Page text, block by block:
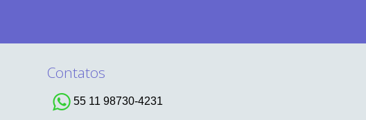
Contatos
55 11 98730-4231